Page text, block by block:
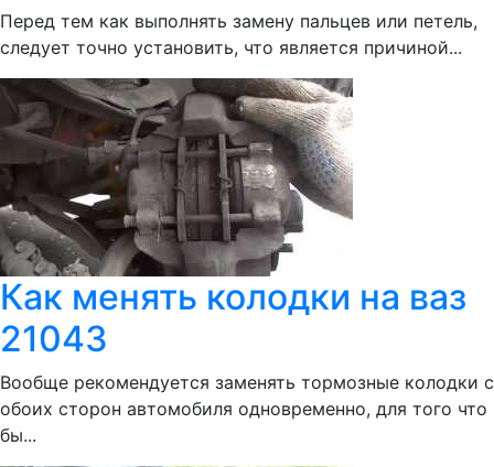
Перед тем как выполнять замену пальцев или петель,
следует точно установить, что является причиной...
Как менять колодки на ваз
21043
Вообще рекомендуется заменять тормозные колодки с
обоих сторон автомобиля одновременно, для того что
бы...